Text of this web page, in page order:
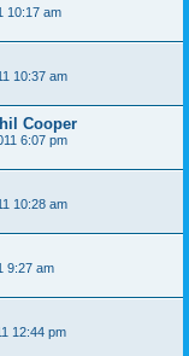
10:17 am
10:37 am
Cooper
6:07 pm
10:28 am
9:27 am
12:44 pm